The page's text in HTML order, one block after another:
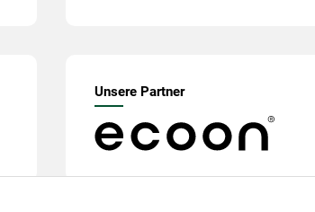
Unsere Partner